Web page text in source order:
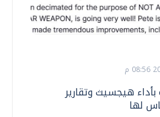
هيجسيث وتقارير
لها